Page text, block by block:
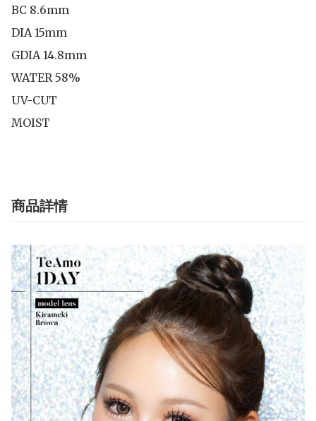
BC 8.6mm
DIA 15mm
GDIA 14.8mm
WATER 58%
UV-CUT
商品詳情